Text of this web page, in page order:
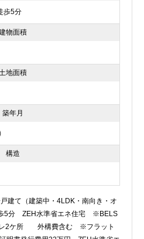
歩5分
物面積
地面積
築年月
構造
建て（建築中・4LDK・南向き・オ
歩5分 ZEH水準省エネ住宅 ※BELS
レ2ケ所 外構費含む ※フラット